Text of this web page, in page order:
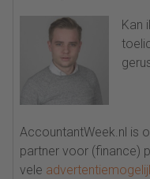
Kan
AccountantWeek.nl is
partner voor (finance)
vele